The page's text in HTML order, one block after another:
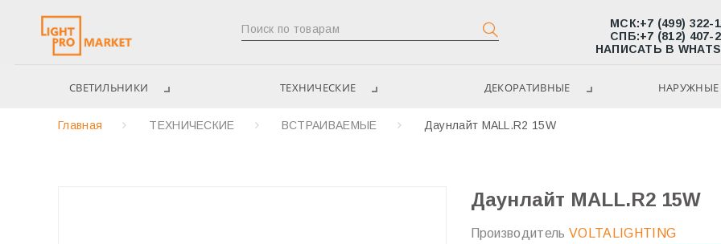
МСК:+7 (499) 322-
СПБ:+7 (812) 407-
НАПИСАТЬ В
СВЕТИЛЬНИКИ ТЕХНИЧЕСКИЕ ДЕКОРАТИВНЫЕ НАРУЖНЫЕ
Главная ТЕХНИЧЕСКИЕ ВСТРАИВАЕМЫЕ Даунлайт MALL.R2 15W
Даунлайт MALL.R2 15W
Производитель VOLTALIGHTING